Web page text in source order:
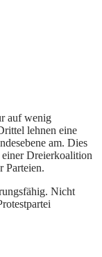
auf wenig
lehnen eine
am. Dies
Dreierkoalition
Parteien.
Nicht